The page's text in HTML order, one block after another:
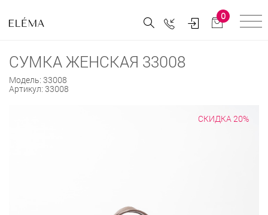
0
СУМКА ЖЕНСКАЯ 33008
Модель: 33008
Артикул: 33008
СКИДКА 20%